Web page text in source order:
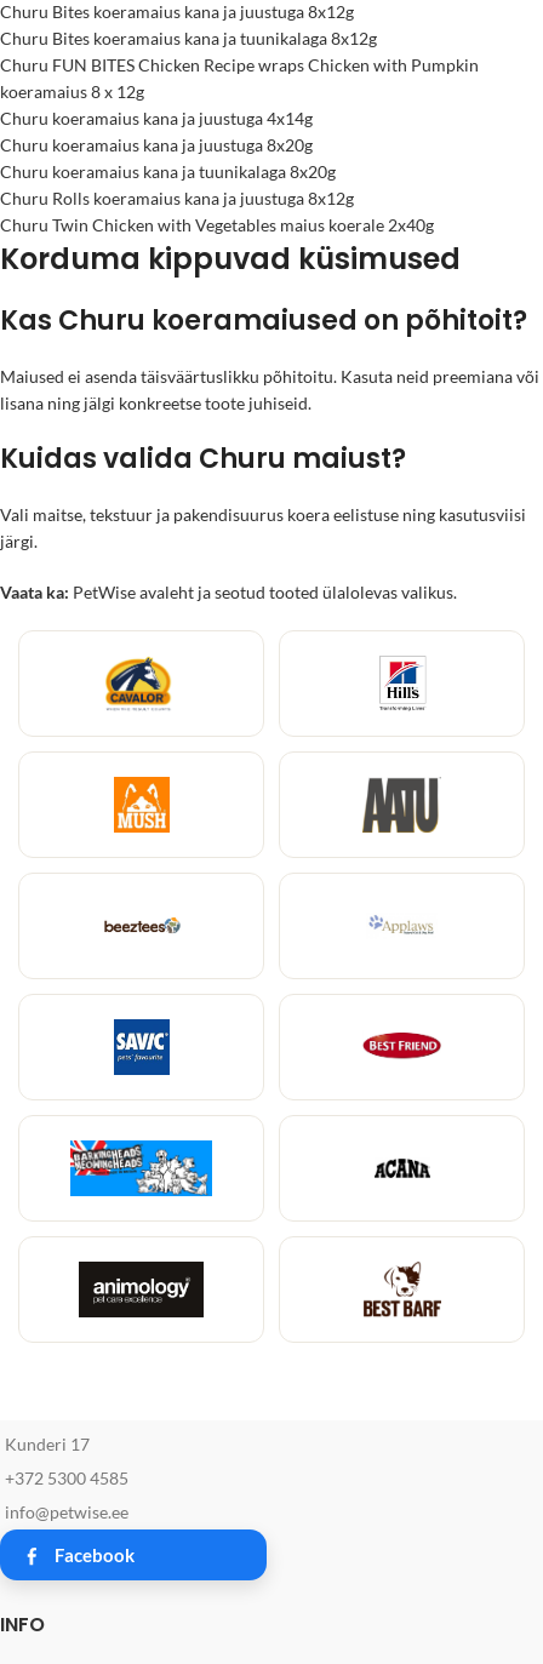
Churu Bites koeramaius kana ja juustuga 8x12g
Churu Bites koeramaius kana ja tuunikalaga 8x12g
Churu FUN BITES Chicken Recipe wraps Chicken with Pumpkin
koeramaius 8 x 12g
Churu koeramaius kana ja juustuga 4x14g
Churu koeramaius kana ja juustuga 8x20g
Churu koeramaius kana ja tuunikalaga 8x20g
Churu Rolls koeramaius kana ja juustuga 8x12g
Churu Twin Chicken with Vegetables maius koerale 2x40g
Korduma kippuvad küsimused
Kas Churu koeramaiused on põhitoit?
Maiused ei asenda täisväärtuslikku põhitoitu. Kasuta neid preemiana või
lisana ning jälgi konkreetse toote juhiseid.
Kuidas valida Churu maiust?
Vali maitse, tekstuur ja pakendisuurus koera eelistuse ning kasutusviisi
järgi.
Vaata ka: PetWise avaleht ja seotud tooted ülalolevas valikus.
Kunderi 17
+372 5300 4585
info@petwise.ee
Facebook
INFO